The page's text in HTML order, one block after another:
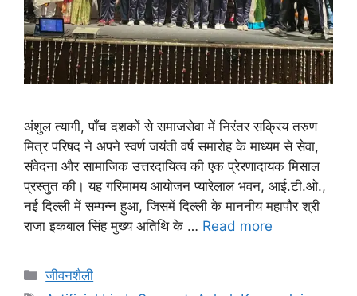
अंशुल त्यागी, पाँच दशकों से समाजसेवा में निरंतर सक्रिय तरुण
मित्र परिषद ने अपने स्वर्ण जयंती वर्ष समारोह के माध्यम से सेवा,
संवेदना और सामाजिक उत्तरदायित्व की एक प्रेरणादायक मिसाल
प्रस्तुत की। यह गरिमामय आयोजन प्यारेलाल भवन, आई.टी.ओ.,
नई दिल्ली में सम्पन्न हुआ, जिसमें दिल्ली के माननीय महापौर श्री
राजा इकबाल सिंह मुख्य अतिथि के … Read more
जीवनशैली